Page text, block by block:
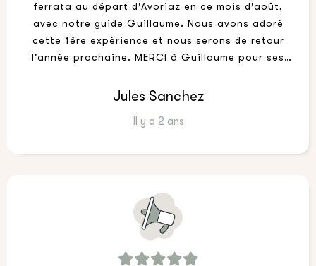
ferrata au départ d'Avoriaz en ce mois d'août,
avec notre guide Guillaume. Nous avons adoré
cette 1ère expérience et nous serons de retour
l'année prochaine. MERCI à Guillaume pour ses
Jules Sanchez
Il y a 2 ans